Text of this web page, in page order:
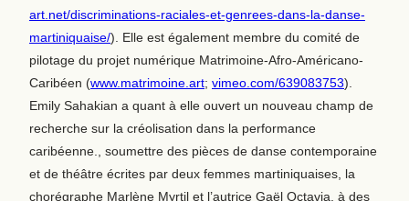
art.net/discriminations-raciales-et-genrees-dans-la-danse-
martiniquaise/). Elle est également membre du comité de
pilotage du projet numérique Matrimoine-Afro-Américano-
Caribéen (www.matrimoine.art; vimeo.com/639083753).
Emily Sahakian a quant à elle ouvert un nouveau champ de
recherche sur la créolisation dans la performance
caribéenne.
, soumettre des pièces de danse contemporaine
et de théâtre écrites par deux femmes martiniquaises, la
chorégraphe Marlène Myrtil et l’autrice Gaël Octavia, à des